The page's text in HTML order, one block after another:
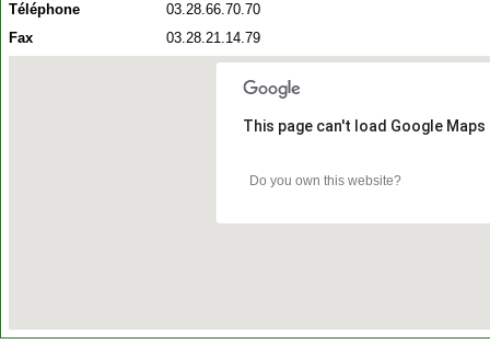
Téléphone
03.28.66.70.70
Fax
03.28.21.14.79
This page can't load Google
Do you own this website?